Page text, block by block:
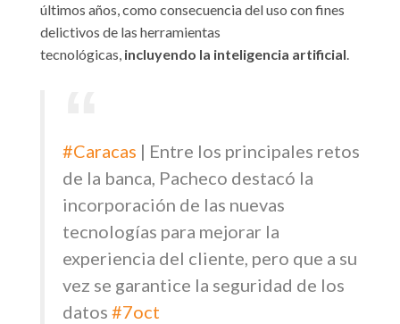
últimos años, como consecuencia del uso con fines
delictivos de las herramientas
tecnológicas, incluyendo la inteligencia artificial.
#Caracas | Entre los principales retos
de la banca, Pacheco destacó la
incorporación de las nuevas
tecnologías para mejorar la
experiencia del cliente, pero que a su
vez se garantice la seguridad de los
datos #7oct